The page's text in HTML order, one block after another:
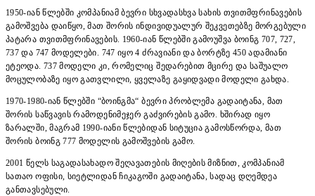
1950-იან წლებში კომპანიამ ბევრი სხვადასხვა სახის თვითმფრინავების
გამოშვება დაიწყო, მათ შორის ინდივიდუალურ შეკვეთებზე მორგებული
პატარა თვითმფრინავების. 1960-იან წლებში გამოუშვა ბოინგ 707, 727,
737 და 747 მოდელები. 747 იყო 4 ძრავიანი და ბორტზე 450 ადამიანი
ეტეოდა. 737 მოდელი კი, რომელიც შედარებით მცირე და საშუალო
მოცულობაზე იყო გათვლილი, ყველაზე გაყიდვადი მოდელი გახდა.
1970-1980-იან წლებში “ბოინგმა“ ბევრი პრობლემა გადაიტანა, მათ
შორის საწვავის რამოდენიმეჯერ გაძვირების გამო. ხშირად იყო
ზარალში, მაგრამ 1990-იანი წლებიდან სიტუცია გამოსწორდა, მათ
შორის ბოინგ 777 მოდელის გამოშვების გამო.
2001 წელს საგადასახადო შეღავათების მიღების მიზნით, კომპანიამ
სათაო ოფისი, სიეტლიდან ჩიკაგოში გადაიტანა, სადაც დღემდეა
განთავსებული.